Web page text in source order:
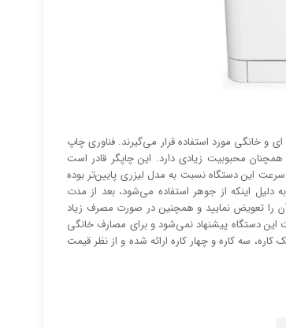
و خانگی مورد استفاده قرار می‌گیرند. فناوری چاپ
بسیار زیاد، همچنان محبوبیت زیادی دارد. این چاپگر قادر است
این دستگاه نسبت به مدل لیزری پایین‌تر بوده
اینکه از جوهر استفاده می‌شود، بعد از مدت
را تعویض نمایید و همچنین در صورت مصرف زیاد
دستگاه پیشنهاد نمی‌شود و برای مصارف خانگی
سه کاره و چهار کاره ارائه شده و از نظر قیمت